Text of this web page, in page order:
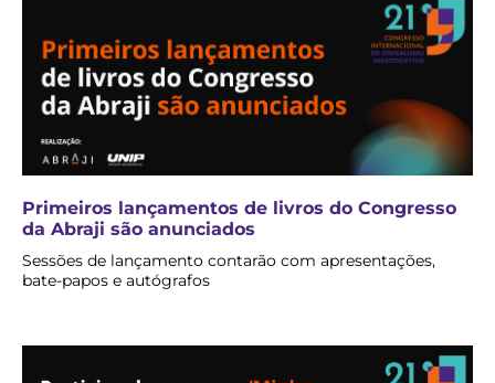
Primeiros lançamentos de livros do Congresso
da Abraji são anunciados
Sessões de lançamento contarão com apresentações,
bate-papos e autógrafos